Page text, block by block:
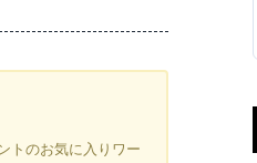
トのお気に入りワー